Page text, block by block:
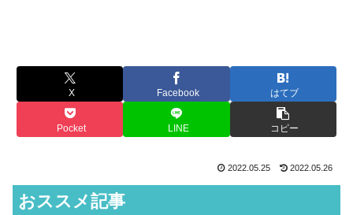
X Facebook はてブ
Pocket LINE コピー
2022.05.25 2022.05.26
おススメ記事